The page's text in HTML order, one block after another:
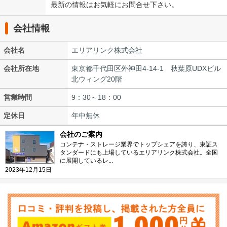
最新の情報はお気軽にお問合せ下さい。
会社情報
会社名 エリアリンク株式会社
会社所在地
東京都千代田区外神田4-14-1 秋葉原UDXビル
北ウィング20階
営業時間 9：30～18：00
定休日 年中無休
2023年12月15日
会社のご案内
コンテナ・ストレージ業界でトップシェアを誇り、東証ス
タンダードにも上場しているエリアリンク株式会社。全国
に展開しているレ...